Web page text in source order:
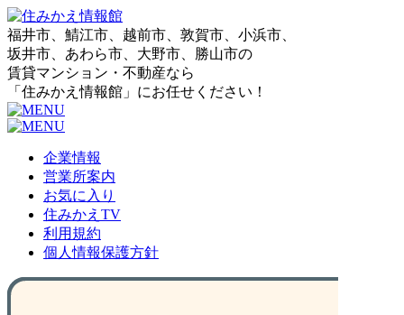
福井市、鯖江市、越前市、敦賀市、小浜市、
坂井市、あわら市、大野市、勝山市の
賃貸マンション・不動産なら
「住みかえ情報館」にお任せください！
企業情報
営業所案内
お気に入り
住みかえTV
利用規約
個人情報保護方針